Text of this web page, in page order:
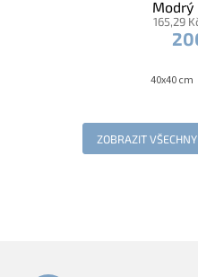
Modrý
165,29
40x40 cm
ZOBRAZIT